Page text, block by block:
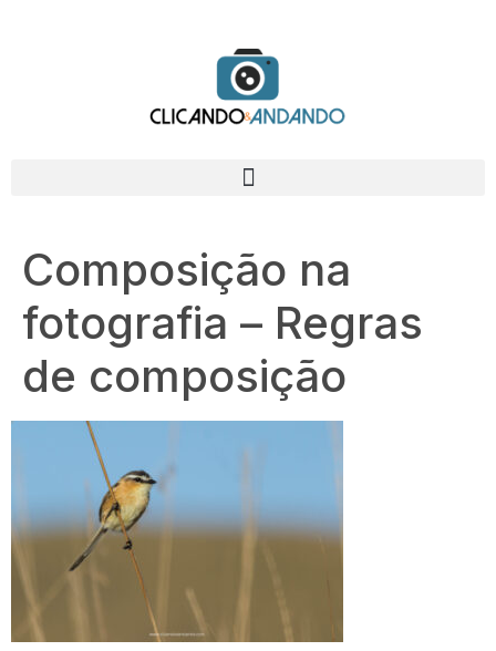
Composição na
fotografia – Regras
de composição